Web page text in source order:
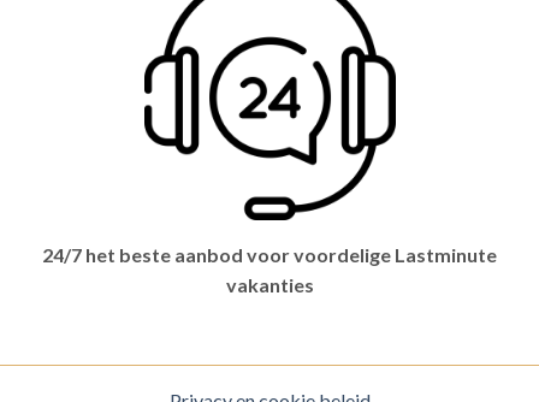
24/7 het beste aanbod voor voordelige Lastminute
vakanties